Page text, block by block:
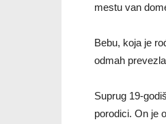
mestu van
Bebu, koja je
odmah
Suprug 19-
porodici. On je